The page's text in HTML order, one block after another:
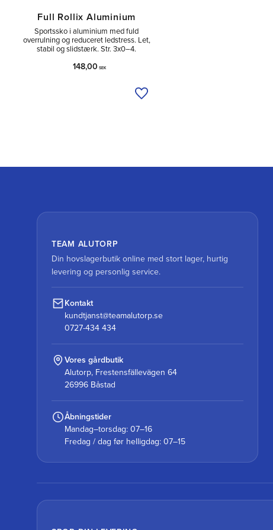
Full Rollix Aluminium
Sportssko i aluminium med fuld
overrulning og reduceret ledstress. Let,
stabil og slidstærk. Str. 3x0–4.
148,00 SEK
Tilføj til ønskeliste
TEAM ALUTORP
Din hovslagerbutik online med stort lager, hurtig
levering og personlig service.
Kontakt
kundtjanst@teamalutorp.se
0727-434 434
Vores gårdbutik
Alutorp, Frestensfällevägen 64
26996 Båstad
Åbningstider
Mandag–torsdag: 07–16
Fredag / dag før helligdag: 07–15